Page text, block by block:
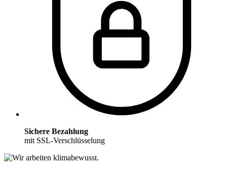
Sichere Bezahlung
mit SSL-Verschlüsselung